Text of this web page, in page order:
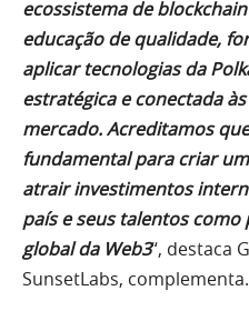
ecossistema de
educação de qualidade,
aplicar tecnologias da
estratégica e conectada
mercado. Acreditamos
fundamental para criar
atrair investimentos
país e seus talentos
global da Web3“, destaca
SunsetLabs, complementa.